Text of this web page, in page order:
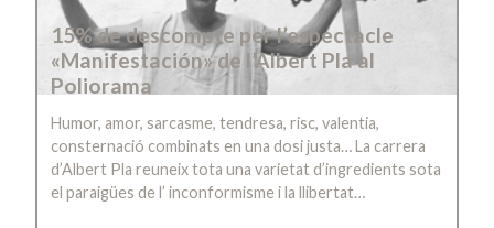
15% de descompte per l’espectacle
«Manifestación» de l’Albert Pla al
Poliorama
Humor, amor, sarcasme, tendresa, risc, valentia,
consternació combinats en una dosi justa… La carrera
d’Albert Pla reuneix tota una varietat d’ingredients sota
el paraigües de l’ inconformisme i la llibertat…